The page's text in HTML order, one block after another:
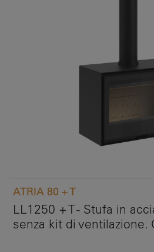
ATRIA 80 + T
LL1250 + T - Stufa in
senza kit di ventilazione.